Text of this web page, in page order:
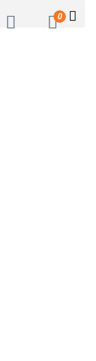
0